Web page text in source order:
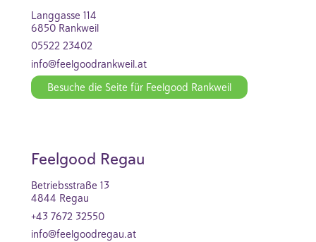
Langgasse 114
6850 Rankweil
05522 23402
info@feelgoodrankweil.at
Besuche die Seite für Feelgood Rankweil
Feelgood Regau
Betriebsstraße 13
4844 Regau
+43 7672 32550
info@feelgoodregau.at